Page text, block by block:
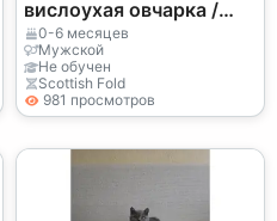
вислоухая овчарка /
Британская
длинношерстная
овчарка
0-6 месяцев
Мужской
Не обучен
Scottish Fold
981 просмотров